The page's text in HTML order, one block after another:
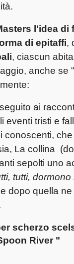
l'idea di
di epitaffi,
, ciascun
anche se
ai
eventi tristi e
conoscenti,
La collina
sepolti uno
tutti, dormono
dopo quella
scherzo
River "